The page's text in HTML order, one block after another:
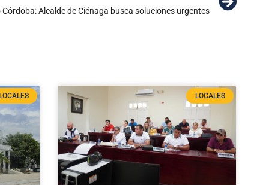
Córdoba: Alcalde de Ciénaga busca soluciones urgentes
LOCALES LOCALES